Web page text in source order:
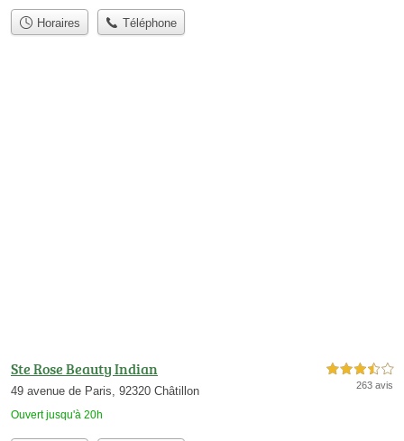
Horaires Téléphone
Ste Rose Beauty Indian
49 avenue de Paris, 92320 Châtillon
Ouvert jusqu'à 20h
3,5 étoiles sur 5
263 avis